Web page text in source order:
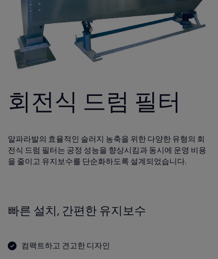
회전식 드럼 필터
알파라발의 효율적인 슬러지 농축을 위한 다양한 유형의 회
전식 드럼 필터는 공정 성능을 향상시킴과 동시에 운영 비용
을 줄이고 유지보수를 단순화하도록 설계되었습니다.
빠른 설치, 간편한 유지보수
컴팩트하고 견고한 디자인